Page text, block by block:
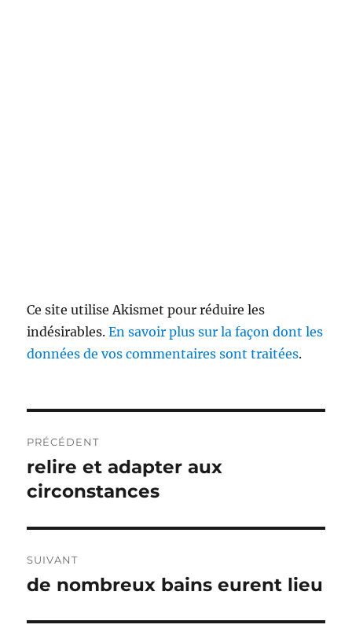
Ce site utilise Akismet pour réduire les
indésirables.En savoir plus sur la façon dont les
données de vos commentaires sont traitées.
de
l’article
PRÉCÉDENT
Publication
précédente :
relire et adapter aux
circonstances
SUIVANT
Publication
de nombreux bains eurent lieu